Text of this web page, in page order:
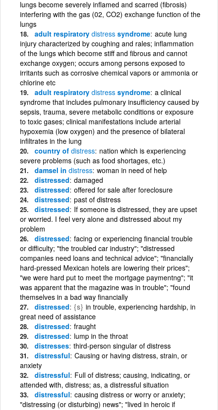
lungs become severely inflamed and scarred (fibrosis)
interfering with the gas (02, CO2) exchange function of the
lungs
adult respiratory distress syndrome acute lung
injury characterized by coughing and rales; inflammation
of the lungs which become stiff and fibrous and cannot
exchange oxygen; occurs among persons exposed to
irritants such as corrosive chemical vapors or ammonia or
chlorine etc
adult respiratory distress syndrome a clinical
syndrome that includes pulmonary insufficiency caused by
sepsis, trauma, severe metabolic conditions or exposure
to toxic gases; clinical manifestations include arterial
hypoxemia (low oxygen) and the presence of bilateral
infiltrates in the lung
country of distress nation which is experiencing
severe problems (such as food shortages, etc.)
damsel in distress woman in need of help
distressed damaged
distressed offered for sale after foreclosure
distressed past of distress
distressed If someone is distressed, they are upset
or worried. I feel very alone and distressed about my
problem
distressed facing or experiencing financial trouble
or difficulty; "the troubled car industry"; "distressed
companies need loans and technical advice"; "financially
hard-pressed Mexican hotels are lowering their prices";
"we were hard put to meet the mortgage paymentng"; "it
was apparent that the magazine was in trouble"; "found
themselves in a bad way financially
distressed {s} in trouble, experiencing hardship, in
great need of assistance
distressed fraught
distressed lump in the throat
distresses third-person singular of distress
distressful Causing or having distress, strain, or
anxiety
distressful Full of distress; causing, indicating, or
attended with, distress; as, a distressful situation
distressful causing distress or worry or anxiety;
"distressing (or disturbing) news"; "lived in heroic if